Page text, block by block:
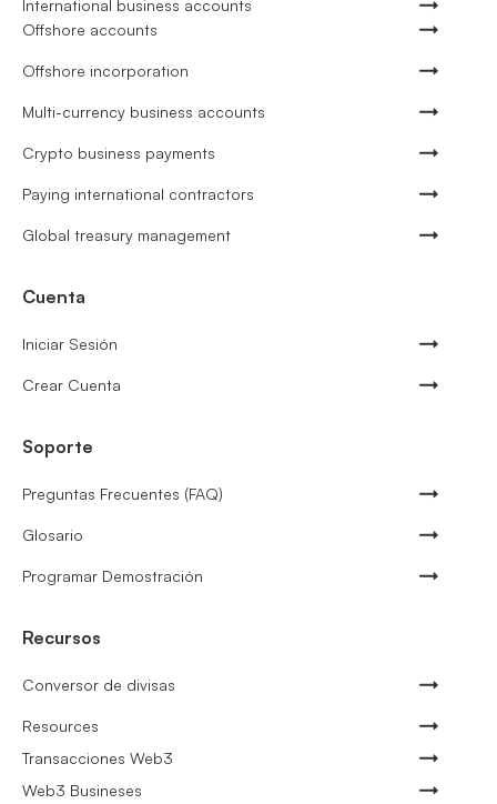
International business accounts
Offshore accounts
Offshore incorporation
Multi-currency business accounts
Crypto business payments
Paying international contractors
Global treasury management
Cuenta
Iniciar Sesión
Crear Cuenta
Soporte
Preguntas Frecuentes (FAQ)
Glosario
Programar Demostración
Recursos
Conversor de divisas
Resources
Transacciones Web3
Web3 Busineses